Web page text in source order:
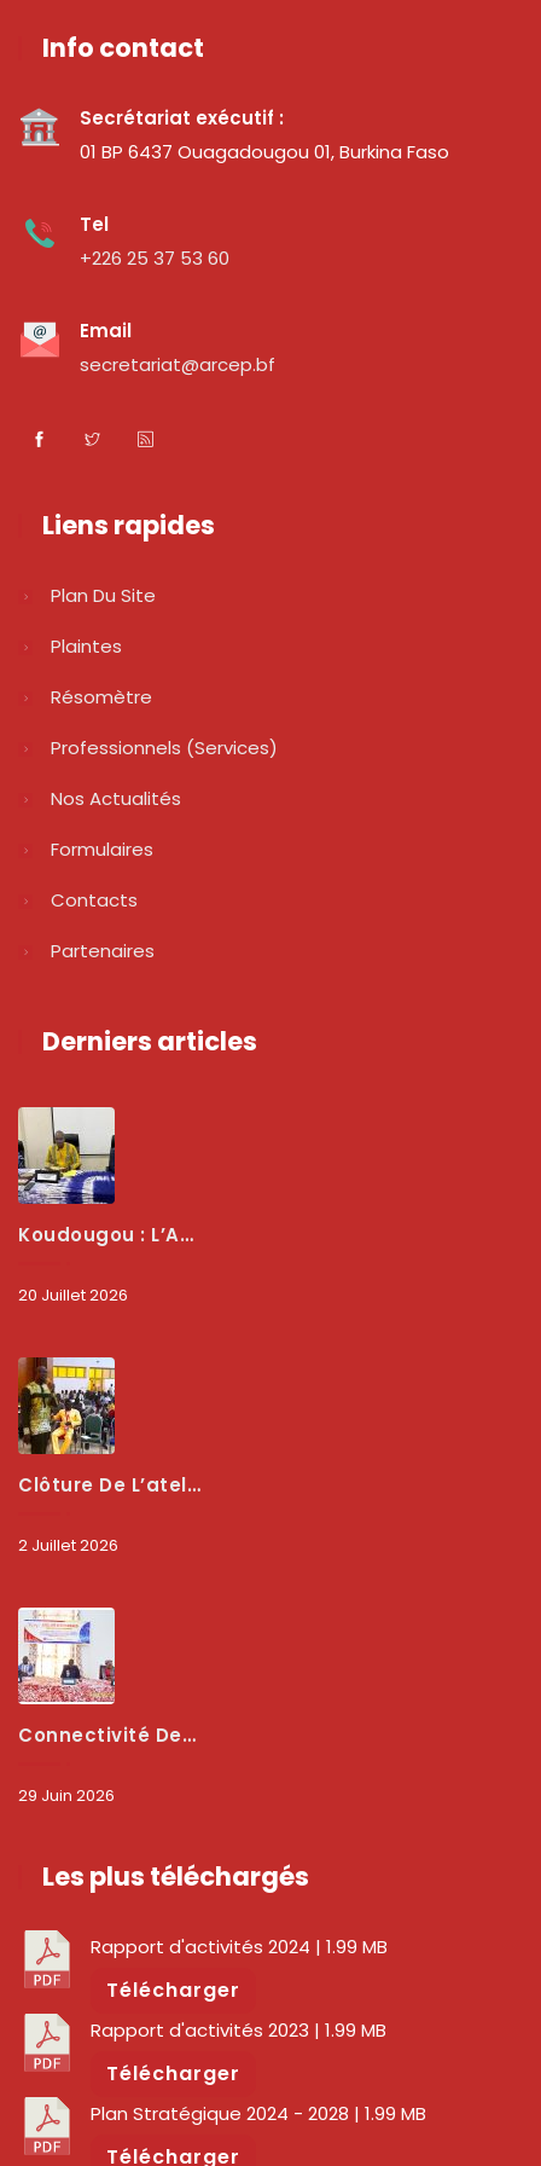
Info contact
Secrétariat exécutif :
01 BP 6437 Ouagadougou 01, Burkina Faso
Tel
+226 25 37 53 60
Email
secretariat@arcep.bf
Liens rapides
Plan Du Site
Plaintes
Résomètre
Professionnels (services)
Nos Actualités
Formulaires
Contacts
Partenaires
Derniers articles
Koudougou : L’ARCEP Renforce Le Dialogue Avec Les Associations De Consommateurs Pour Mieux Protéger Les Usagers
20 Juillet 2026
Clôture De L’atelier National : L’ARCEP Et Les Collectivités Territoriales Consolident Leur Partenariat Pour Booster La Qualité Des Services Numériques
2 Juillet 2026
Connectivité Des Territoires : L’ARCEP Et Les Collectivités Territoriales Scellent Un Pacte Stratégique À Bobo-Dioulasso Pour Booster La Qualité Des Réseaux
29 Juin 2026
Les plus téléchargés
Rapport d'activités 2024 | 1.99 MB
Télécharger
Rapport d'activités 2023 | 1.99 MB
Télécharger
Plan Stratégique 2024 - 2028 | 1.99 MB
Télécharger